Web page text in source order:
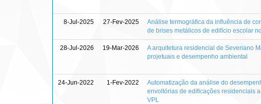
8-Jul-2025 27-Fev-2025
Análise termográfica da influência de
de brises metálicos de edifício escolar
28-Jul-2026 19-Mar-2026
A arquitetura residencial de Severiano
projetuais e desempenho ambiental
24-Jun-2022 1-Fev-2022
Automatização da análise do
envoltórias de edificações residenciais
VPL